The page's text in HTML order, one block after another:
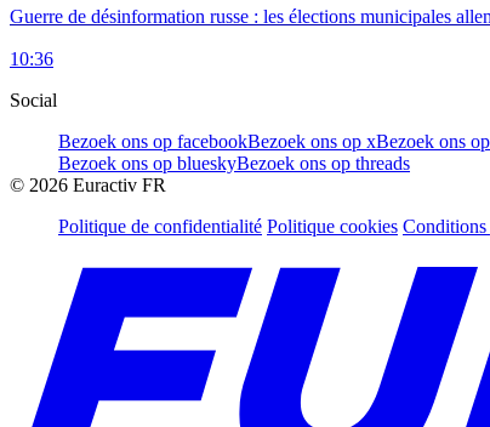
Guerre de désinformation russe : les élections municipales
10:36
Social
Bezoek ons op facebookBezoek ons op xBezoek ons
Bezoek ons op blueskyBezoek ons op threads
© 2026 Euractiv FR
Politique de confidentialité Politique cookies Conditions